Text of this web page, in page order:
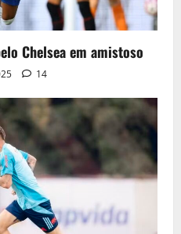
Chelsea em amistoso
14